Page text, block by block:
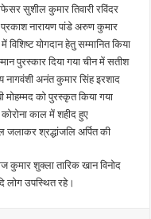
सुशील कुमार तिवारी रविंदर
प्रकाश नारायण पांडे अरुण कुमार
विशिष्ट योगदान हेतु सम्मानित किया
पुरस्कार दिया गया चीन में सतीश
नागवंशी अनंत कुमार सिंह इरशाद
को पुरस्कृत किया गया
काल में शहीद हुए
जलाकर श्रद्धांजलि अर्पित की
शुक्ला तारिक खान विनोद
लोग उपस्थित रहे।